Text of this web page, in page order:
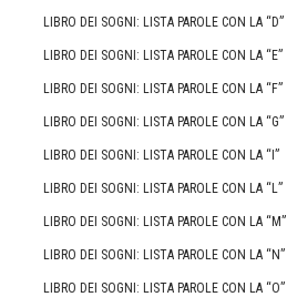
LIBRO DEI SOGNI: LISTA PAROLE CON LA “D”
LIBRO DEI SOGNI: LISTA PAROLE CON LA “E”
LIBRO DEI SOGNI: LISTA PAROLE CON LA “F”
LIBRO DEI SOGNI: LISTA PAROLE CON LA “G”
LIBRO DEI SOGNI: LISTA PAROLE CON LA “I”
LIBRO DEI SOGNI: LISTA PAROLE CON LA “L”
LIBRO DEI SOGNI: LISTA PAROLE CON LA “M”
LIBRO DEI SOGNI: LISTA PAROLE CON LA “N”
LIBRO DEI SOGNI: LISTA PAROLE CON LA “O”